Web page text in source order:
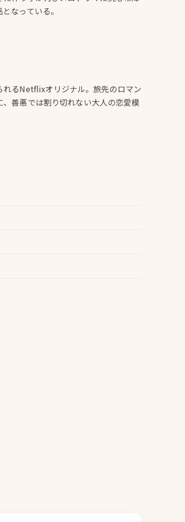
なっている。
れるNetflixオリジナル。旅先のロマン
善悪では割り切れない大人の恋愛模